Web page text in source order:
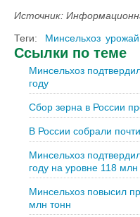
Источник:
Теги:
Минсельхоз урожай
Ссылки по теме
Минсельхоз
году
Сбор зерна в России
В России собрали
Минсельхоз
году на уровне 118 млн
Минсельхоз повысил
млн тонн